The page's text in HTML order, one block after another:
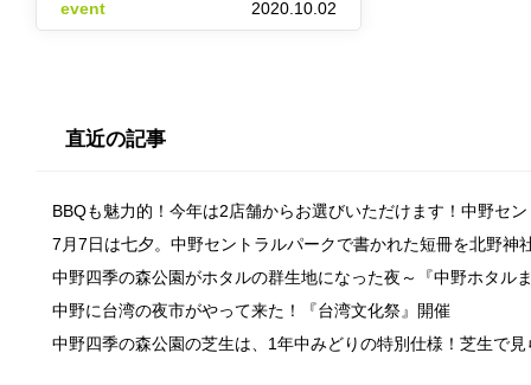
event 2020.10.02
直近の記事
BBQも魅力的！今年は2店舗からお選びいただけます！中野セ
7月7日は七夕。中野セントラルパークで書かれた短冊を北野神
中野四季の森公園がホタルの群生地になった夜～『中野ホタル
中野に台湾の夜市がやって来た！『台湾文化祭』開催
中野四季の森公園の芝生は、1年中みどりの特別仕様！芝生で